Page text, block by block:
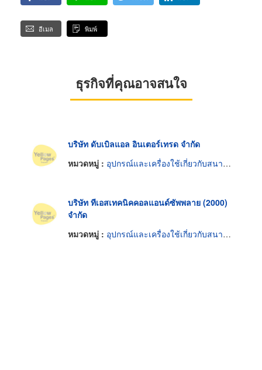
อีเมล พิมพ์
ธุรกิจที่คุณอาจสนใจ
บริษัท ดับเบิลแอล อินเตอร์เทรด จำกัด
หมวดหมู่ : อุปกรณ์และเครื่องใช้เกี่ยวกับสนามบิน
บริษัท ทีเอสเทคนิคคอลแอนด์ซัพพลาย (2000)
จำกัด
หมวดหมู่ : อุปกรณ์และเครื่องใช้เกี่ยวกับสนามบิน